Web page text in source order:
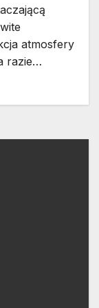
atmosfery
razie…